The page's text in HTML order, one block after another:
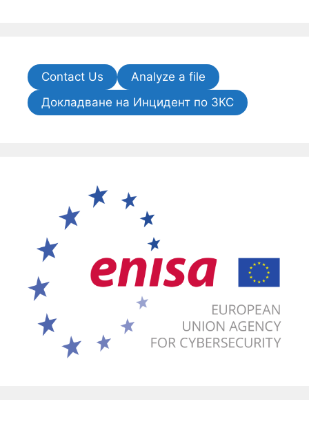
Contact Us
Analyze a file
Докладване на Инцидент по ЗКС